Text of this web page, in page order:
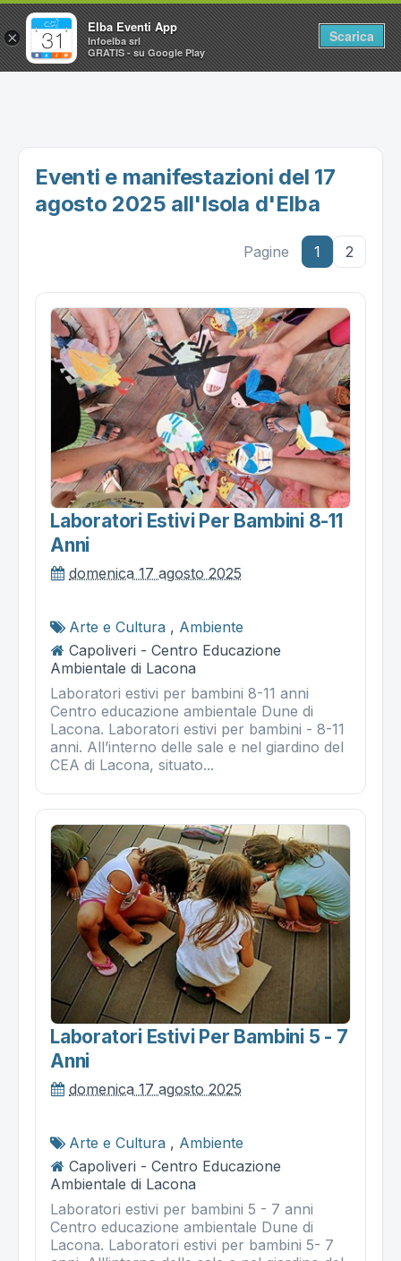
Home
Utilità
Eventi e manifestazioni del 17
agosto 2025 all'Isola d'Elba
Pagine 1 2
Laboratori Estivi Per Bambini 8-11
Anni
domenica 17 agosto 2025
Arte e Cultura , Ambiente
Capoliveri - Centro Educazione
Ambientale di Lacona
Laboratori estivi per bambini 8-11 anni
Centro educazione ambientale Dune di
Lacona. Laboratori estivi per bambini - 8-11
anni. All’interno delle sale e nel giardino del
CEA di Lacona, situato...
Laboratori Estivi Per Bambini 5 - 7
Anni
domenica 17 agosto 2025
Arte e Cultura , Ambiente
Capoliveri - Centro Educazione
Ambientale di Lacona
Laboratori estivi per bambini 5 - 7 anni
Centro educazione ambientale Dune di
Lacona. Laboratori estivi per bambini 5- 7
×
Elba Eventi App
Infoelba srl
GRATIS - su Google Play
Scarica